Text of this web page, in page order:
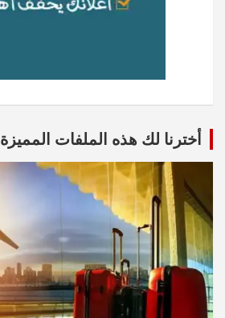
أخترنا لك هذه الملفات المميزة